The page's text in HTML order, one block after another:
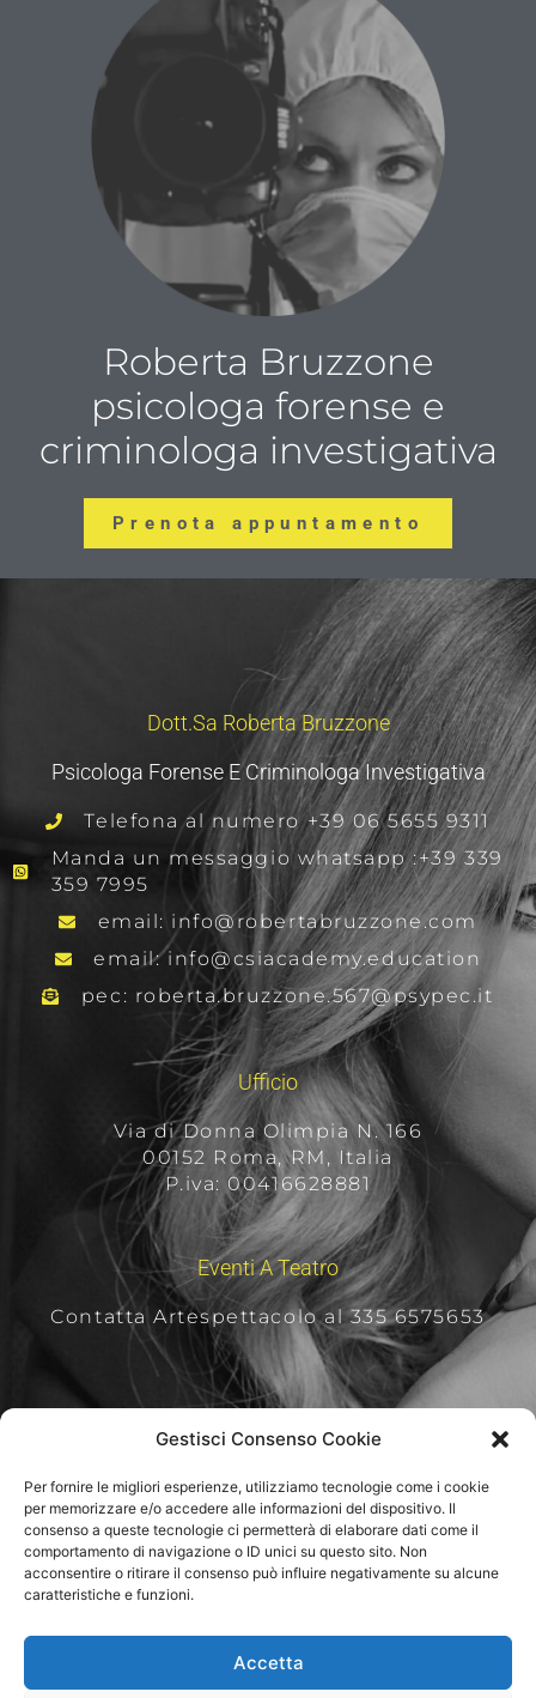
Gestisci Consenso Cookie
Per fornire le migliori esperienze, utilizziamo tecnologie come i cookie
per memorizzare e/o accedere alle informazioni del dispositivo. Il
consenso a queste tecnologie ci permetterà di elaborare dati come il
comportamento di navigazione o ID unici su questo sito. Non
acconsentire o ritirare il consenso può influire negativamente su alcune
caratteristiche e funzioni.
Accetta
Roberta Bruzzone
psicologa forense e
criminologa investigativa
Prenota appuntamento
Dott.sa Roberta Bruzzone
Psicologa Forense E Criminologa Investigativa
Telefona al numero +39 06 5655 9311
Manda un messaggio whatsapp :+39 339
359 7995
email: info@robertabruzzone.com
email: info@csiacademy.education
pec: roberta.bruzzone.567@psypec.it
Ufficio
Via di Donna Olimpia N. 166
00152 Roma, RM, Italia
P.iva: 00416628881
Eventi A Teatro
Contatta Artespettacolo al 335 6575653
Per Rimanere Aggiornati